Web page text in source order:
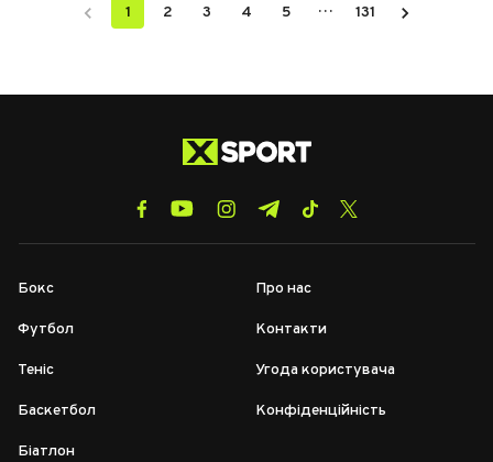
1 2 3 4 5 … 131
Бокс
Футбол
Теніс
Баскетбол
Біатлон
Про нас
Контакти
Угода користувача
Конфіденційність